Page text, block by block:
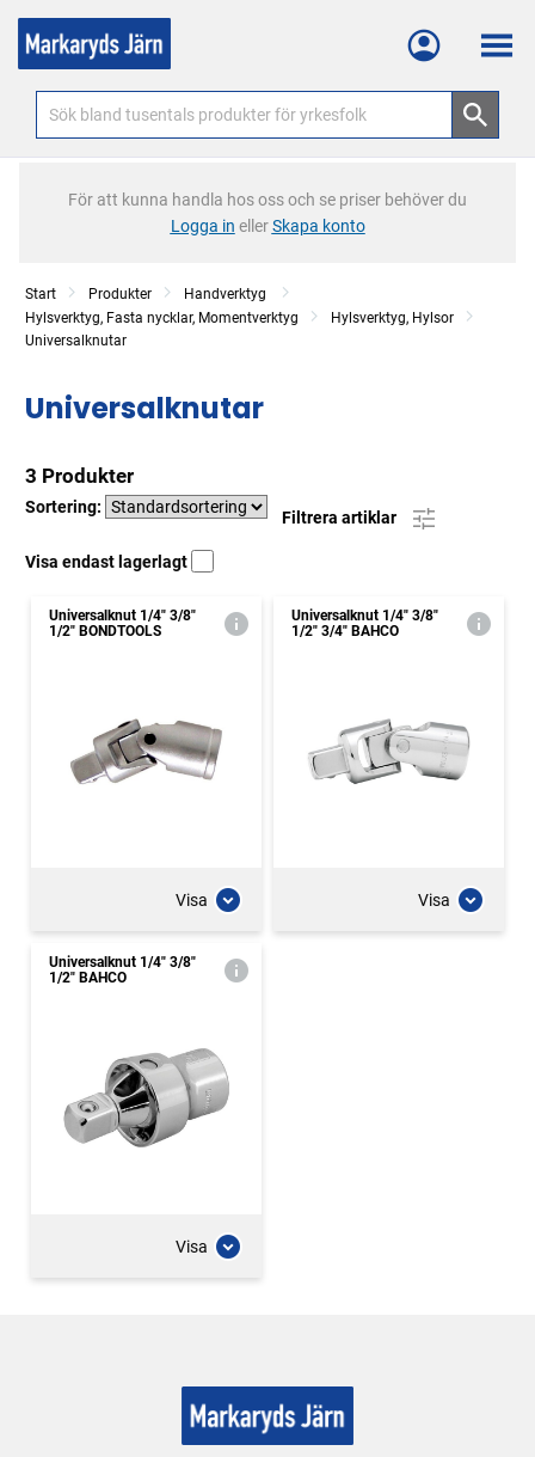
Meny
För att kunna handla hos oss och se priser behöver du
Logga in ellerSkapa konto
Start Produkter
Handverktyg
Hylsverktyg, Fasta nycklar, Momentverktyg
Hylsverktyg, Hylsor
Universalknutar
Universalknutar
3 Produkter
Sortering:
Filtrera artiklar
Visa endast lagerlagt
Universalknut 1/4" 3/8"
1/2" BONDTOOLS
Visa
Universalknut 1/4" 3/8"
1/2" 3/4" BAHCO
Visa
Universalknut 1/4" 3/8"
1/2" BAHCO
Visa